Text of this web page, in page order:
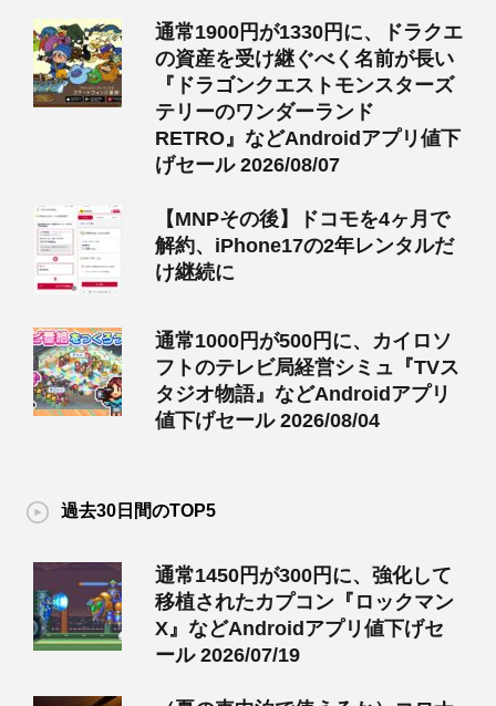
通常1900円が1330円に、ドラクエ
の資産を受け継ぐべく名前が長い
『ドラゴンクエストモンスターズ
テリーのワンダーランド
RETRO』などAndroidアプリ値下
げセール 2026/08/07
【MNPその後】ドコモを4ヶ月で
解約、iPhone17の2年レンタルだ
け継続に
通常1000円が500円に、カイロソ
フトのテレビ局経営シミュ『TVス
タジオ物語』などAndroidアプリ
値下げセール 2026/08/04
過去30日間のTOP5
通常1450円が300円に、強化して
移植されたカプコン『ロックマン
X』などAndroidアプリ値下げセ
ール 2026/07/19